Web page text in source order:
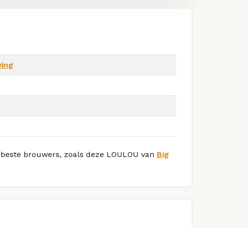
brouwers, zoals deze LOULOU van Big